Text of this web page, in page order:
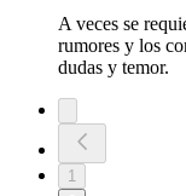
A veces se
rumores y los
dudas y temor.
1